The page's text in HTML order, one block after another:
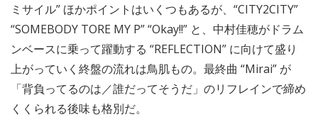
ミサイル” ほかポイントはいくつもあるが、“CITY2CITY”
“SOMEBODY TORE MY P” “Okay!!” と、中村佳穂がドラム
ンベースに乗って躍動する “REFLECTION” に向けて盛り
上がっていく終盤の流れは鳥肌もの。最終曲 “Mirai” が
「背負ってるのは／誰だってそうだ」のリフレインで締め
くくられる後味も格別だ。